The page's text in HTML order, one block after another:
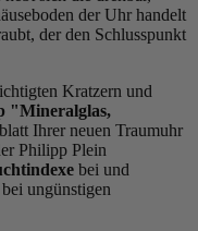
der Uhr handelt
der den Schlusspunkt
Kratzern und
"Mineralglas,
Ihrer neuen Traumuhr
Philipp Plein
bei und
ungünstigen